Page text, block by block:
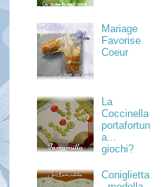
Mariage
Favorise
Coeur
La
Coccinella
portafortun
a...
giochi?
Coniglietta